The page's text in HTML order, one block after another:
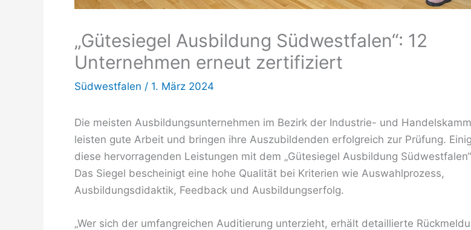
„Gütesiegel Ausbildung Südwestfalen“: 12
Unternehmen erneut zertifiziert
Südwestfalen / 1. März 2024
Die meisten Ausbildungsunternehmen im Bezirk der Industrie- und
leisten gute Arbeit und bringen ihre Auszubildenden erfolgreich zur Prüfung.
diese hervorragenden Leistungen mit dem „Gütesiegel Ausbildung
Das Siegel bescheinigt eine hohe Qualität bei Kriterien wie Auswahlprozess,
Ausbildungsdidaktik, Feedback und Ausbildungserfolg.
„Wer sich der umfangreichen Auditierung unterzieht, erhält detaillierte